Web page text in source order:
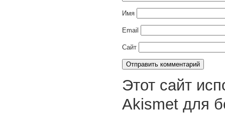
Имя
Email
Сайт
Этот сайт
Akismet для